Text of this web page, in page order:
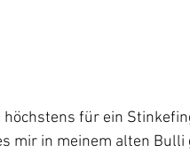
höchstens für ein
mir in meinem alten Bulli